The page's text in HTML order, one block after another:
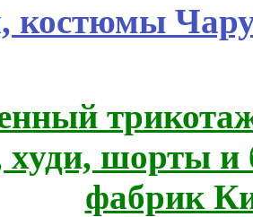
костюмы
худи, шорты
фабрик